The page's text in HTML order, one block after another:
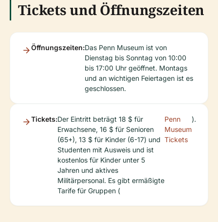
Tickets und Öffnungszeiten
Öffnungszeiten:Das Penn Museum ist von
Dienstag bis Sonntag von 10:00
bis 17:00 Uhr geöffnet. Montags
und an wichtigen Feiertagen ist es
geschlossen.
Tickets:Der Eintritt beträgt 18 $ für
Erwachsene, 16 $ für Senioren
(65+), 13 $ für Kinder (6-17) und
Studenten mit Ausweis und ist
kostenlos für Kinder unter 5
Jahren und aktives
Militärpersonal. Es gibt ermäßigte
Tarife für Gruppen (
Penn
Museum
Tickets
).